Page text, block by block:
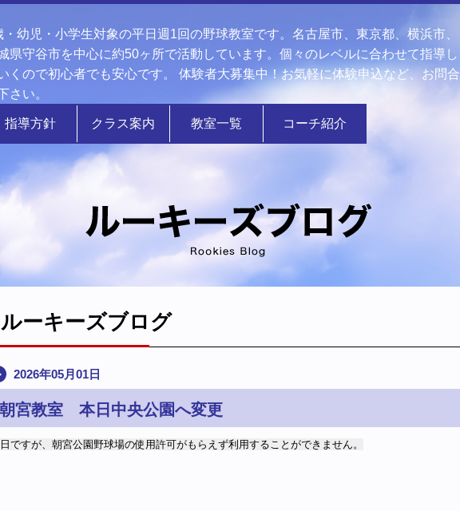
・幼児・小学生対象の平日週1回の野球教室です。名古屋市、東京都、横浜市、
県守谷市を中心に約50ヶ所で活動しています。個々のレベルに合わせて指導し
くので初心者でも安心です。 体験者大募集中！お気軽に体験申込など、お問合
さい。
指導方針 クラス案内 教室一覧 コーチ紹介
ルーキーズブログ
2026年05月01日
朝宮教室 本日中央公園へ変更
ですが、朝宮公園野球場の使用許可がもらえず利用することができません。